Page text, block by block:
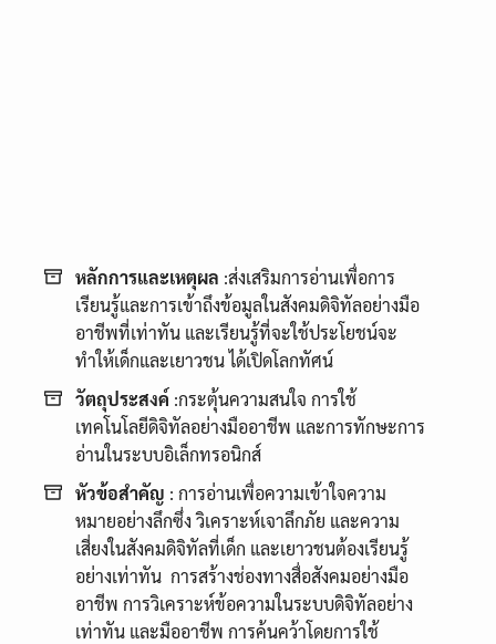
หลักการและเหตุผล :ส่งเสริมการอ่านเพื่อการ
เรียนรู้และการเข้าถึงข้อมูลในสังคมดิจิทัลอย่างมือ
อาชีพที่เท่าทัน และเรียนรู้ที่จะใช้ประโยชน์จะ
ทำให้เด็กและเยาวชน ได้เปิดโลกทัศน์
วัตถุประสงค์ :กระตุ้นความสนใจ การใช้
เทคโนโลยีดิจิทัลอย่างมืออาชีพ และการทักษะการ
อ่านในระบบอิเล็กทรอนิกส์
หัวข้อสำคัญ : การอ่านเพื่อความเข้าใจความ
หมายอย่างลึกซึ่ง วิเคราะห์เจาลึกภัย และความ
เสี่ยงในสังคมดิจิทัลที่เด็ก และเยาวชนต้องเรียนรู้
อย่างเท่าทัน การสร้างช่องทางสื่อสังคมอย่างมือ
อาชีพ การวิเคราะห์ข้อความในระบบดิจิทัลอย่าง
เท่าทัน และมืออาชีพ การค้นคว้าโดยการใช้